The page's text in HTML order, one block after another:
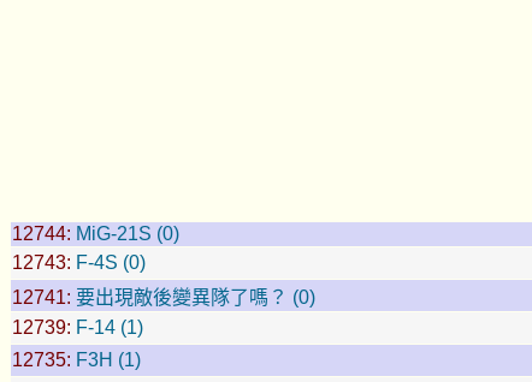
12744: MiG-21S (0)
12743: F-4S (0)
12741: 要出現敵後變異隊了嗎？ (0)
12739: F-14 (1)
12735: F3H (1)